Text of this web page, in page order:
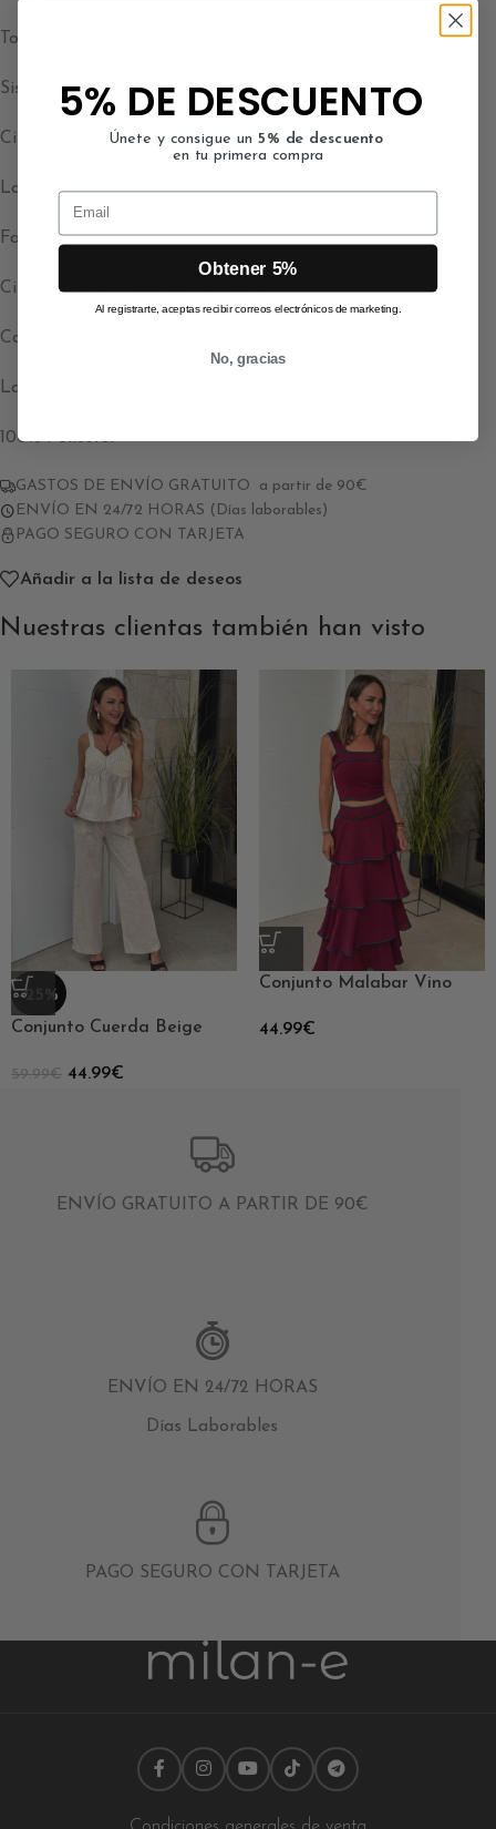
Top
Sisa: 90cms cede hasta 100cms
Cintura: 90cms
Largo: 60cms
Falda
Cintura: 70cms cede hasta 84cms
Cadera: 110cms
Largo: 88cms
100% Poliester
GASTOS DE ENVÍO GRATUITO a partir de 90€
ENVÍO EN 24/72 HORAS (Días laborables)
PAGO SEGURO CON TARJETA
Añadir a la lista de deseos
Nuestras clientas también han visto
-25%
Conjunto Cuerda Beige
59.99€ 44.99€
Conjunto Malabar Vino
44.99€
ENVÍO GRATUITO A PARTIR DE 90€
ENVÍO EN 24/72 HORAS
Días Laborables
PAGO SEGURO CON TARJETA
5% DE DESCUENTO
Únete y consigue un 5% de descuento
en tu primera compra
Email
Obtener 5%
Al registrarte, aceptas recibir correos electrónicos de marketing.
No, gracias